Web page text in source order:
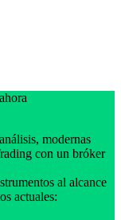
modernas
con un bróker
al alcance
actuales: